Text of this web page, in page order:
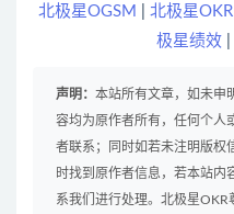
北极星OGSM 北极星OKR
极星绩效
声明： 本站所有文章，如未申
容均为原作者所有，任何个人
者联系；同时如若未注明版权
时找到原作者信息，若本站内
系我们进行处理。北极星OKR